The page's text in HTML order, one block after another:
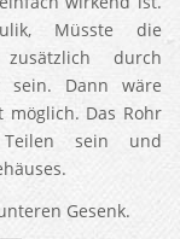
Müsste die
durch
sein. Dann wäre
möglich. Das Rohr
Teilen sein und
Gesenk.